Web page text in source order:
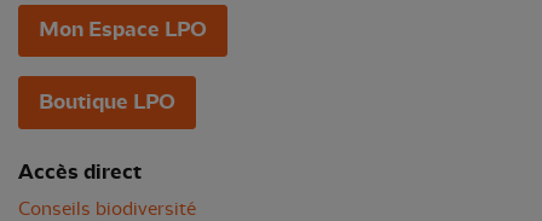
Mon Espace LPO
Boutique LPO
Accès direct
Conseils biodiversité